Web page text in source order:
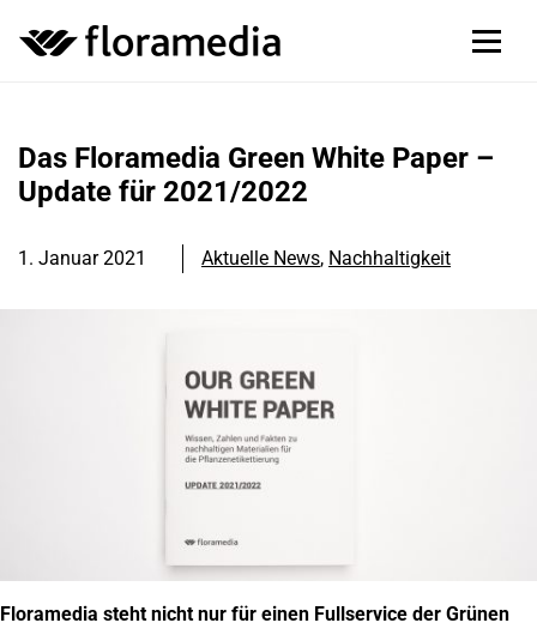
Das Floramedia Green White Paper –
Update für 2021/2022
1. Januar 2021 Aktuelle News, Nachhaltigkeit
Floramedia steht nicht nur für einen Fullservice der Grünen